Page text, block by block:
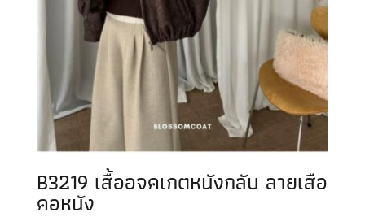
B3219 เสื้ออจคเกตหนังกลับ ลายเสือ
คอหนัง